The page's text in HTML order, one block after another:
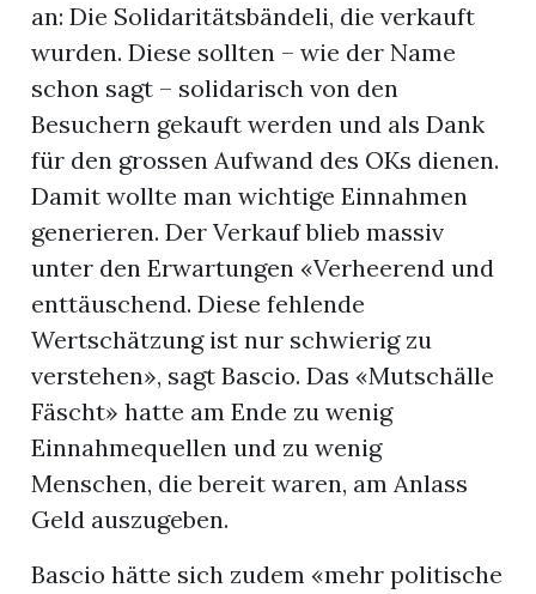
an: Die Solidaritätsbändeli, die verkauft
wurden. Diese sollten – wie der Name
schon sagt – solidarisch von den
Besuchern gekauft werden und als Dank
für den grossen Aufwand des OKs dienen.
Damit wollte man wichtige Einnahmen
generieren. Der Verkauf blieb massiv
unter den Erwartungen «Verheerend und
enttäuschend. Diese fehlende
Wertschätzung ist nur schwierig zu
verstehen», sagt Bascio. Das «Mutschälle
Fäscht» hatte am Ende zu wenig
Einnahmequellen und zu wenig
Menschen, die bereit waren, am Anlass
Geld auszugeben.
Bascio hätte sich zudem «mehr politische